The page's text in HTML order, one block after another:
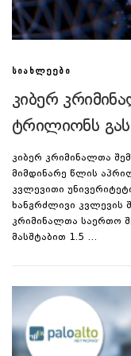
ᲡᲘᲐᲮᲚᲔᲔᲑᲘ
კიბერ
ტრილიონს
კიბერ კრიმინალთა
მიმდინარე წლის
კვლევითი
ხანგრძლივი კვლევის
კრიმინალთა საერთო
მასშტაბით 1.5 …